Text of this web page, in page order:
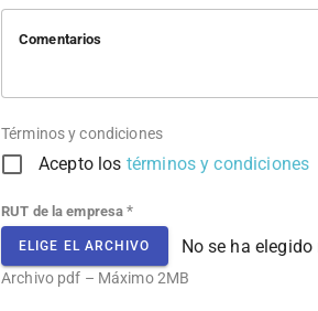
Comentarios
Términos y condiciones
Acepto los términos y condiciones
RUT de la empresa*
ELIGE EL ARCHIVO No se ha
Archivo pdf – Máximo 2MB